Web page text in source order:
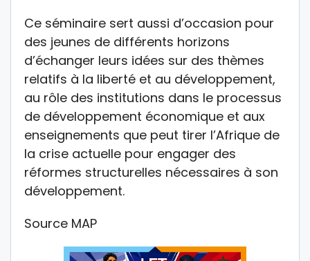
Ce séminaire sert aussi d’occasion pour
des jeunes de différents horizons
d’échanger leurs idées sur des thèmes
relatifs à la liberté et au développement,
au rôle des institutions dans le processus
de développement économique et aux
enseignements que peut tirer l’Afrique de
la crise actuelle pour engager des
réformes structurelles nécessaires à son
développement.
Source MAP